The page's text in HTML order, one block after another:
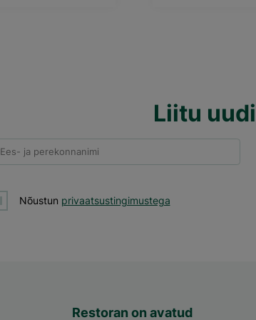
Liitu
Ees- ja perekonnanimi
Nõustun privaatsustingimustega
Restoran on avatud